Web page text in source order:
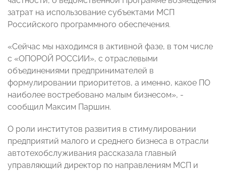
затрат на использование субъектами МСП
Российского программного обеспечения.
«Сейчас мы находимся в активной фазе, в том числе
с «ОПОРОЙ РОССИИ», с отраслевыми
объединениями предпринимателей в
формулировании приоритетов, а именно, какое ПО
наиболее востребовано малым бизнесом», -
сообщил Максим Паршин.
О роли институтов развития в стимулировании
предприятий малого и среднего бизнеса в отрасли
автотехобслуживания рассказала главный
управляющий директор по направлениям МСП и